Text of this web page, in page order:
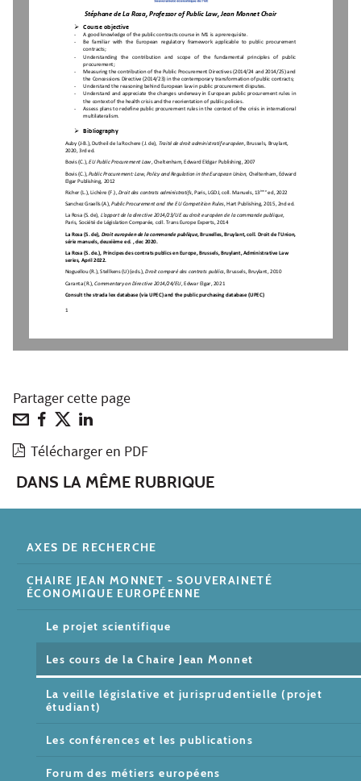
1
Stéphane de La Rosa, Professor of Public Law, Jean Monnet Chair
 Course objective
- A good knowledge of the public contracts course in M1 is a prerequisite.
-
Be  familiar  with  the European regulatory  framework applicable  to  public  procurement
contracts;
-
Understanding   the   contribution   and   scope   of   the   fundamental   principles   of   public
procurement;
-
Measuring the contribution of the Public Procurement Directives (2014/24 and 2014/25) and
the Concessions Directive (2014/23) in the contemporary transformation of public contracts;
-
Understand the reasoning behind European law in public procurement disputes.
-
Understand  and  appreciate  the changes  underway  in  European  public  procurement  rules  in
the context of the health crisis and the reorientation of public policies.
-
Assess plans to redefine public procurement rules in the context of the crisis in international
multilateralism.
 Bibliography
Auby (J-B.), Dutheil de la Rochere (J. de), Traité de droit administratif européen, Brussels, Bruylant,
2020, 3rd ed.
Bovis (C.), EU Public Procurement Law , Cheltenham, Edward Eldgar Publishing, 2007
Bovis (C.), Public Procurement: Law, Policy and Regulation in the European Union, Cheltenham, Edward
Elgar Publishing, 2012
Richer (L.), Lichère (F.), Droit des contrats administratifs, Paris, LGDJ, coll. Manuels, 13 ème ed, 2022
Sanchez Graells (A), Public Procurement and the EU Competition Rules, Hart Publishing, 2015, 2nd ed.
La Rosa (S. de), L'apport de la directive 2014/23/UE au droit européen de la commande publique,
Paris, Société de Législation Comparée, coll. Trans Europe Experts, 2014
La Rosa (S. de), Droit européen de la commande publique, Bruxelles, Bruylant, coll. Droit de l'Union,
série manuels, deuxième ed. , dec 2020.
La Rosa (S. de.), Principes des contrats publics en Europe, Brussels, Bruylant, Administrative Law
series, April 2022.
Noguellou (R.), Stellkens (U) (eds.), Droit comparé des contrats publics, Brussels, Bruylant, 2010
Caranta (R.), Commentary on Directive 2014/24/EU, Edwar Elgar, 2021
Consult the strada lex database (via UPEC) and the public purchasing database (UPEC)
Partager cette page
Télécharger en PDF
DANS LA MÊME RUBRIQUE
AXES DE RECHERCHE
CHAIRE JEAN MONNET - SOUVERAINETÉ
ÉCONOMIQUE EUROPÉENNE
Le projet scientifique
Les cours de la Chaire Jean Monnet
La veille législative et jurisprudentielle (projet
étudiant)
Les conférences et les publications
Forum des métiers européens